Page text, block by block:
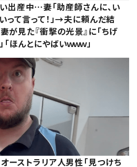
出産中…妻「助産師さんに、い
って言って！」→夫に頼んだ結
見た『衝撃の光景』に「ちげ
「ほんとにやばいｗｗｗ」
ーストラリア人男性「見つけち